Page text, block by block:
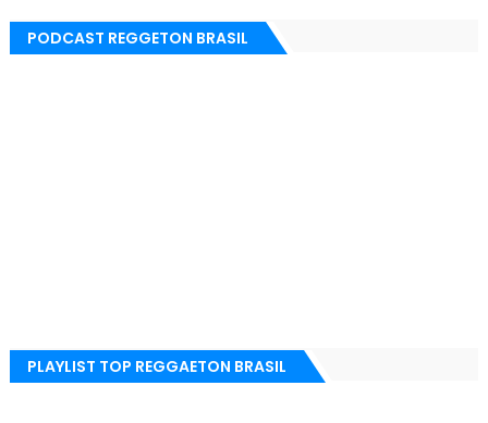
PODCAST REGGETON BRASIL
PLAYLIST TOP REGGAETON BRASIL